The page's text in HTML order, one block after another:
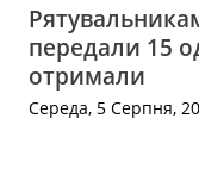
передали 15
отримали
Середа, 5 Серпня,